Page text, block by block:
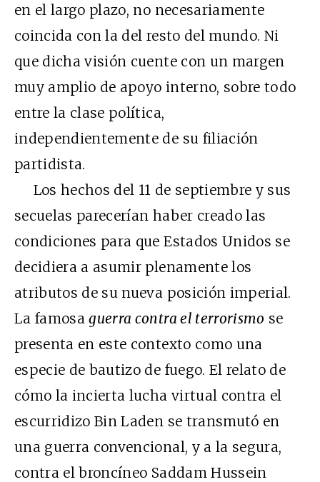
en el largo plazo, no necesariamente
coincida con la del resto del mundo. Ni
que dicha visión cuente con un margen
muy amplio de apoyo interno, sobre todo
entre la clase política,
independientemente de su filiación
partidista.
Los hechos del 11 de septiembre y sus
secuelas parecerían haber creado las
condiciones para que Estados Unidos se
decidiera a asumir plenamente los
atributos de su nueva posición imperial.
La famosaguerra contra el terrorismo se
presenta en este contexto como una
especie de bautizo de fuego. El relato de
cómo la incierta lucha virtual contra el
escurridizo Bin Laden se transmutó en
una guerra convencional, y a la segura,
contra el broncíneo Saddam Hussein